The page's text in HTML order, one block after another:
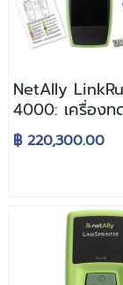
NetAlly
4000: เครื่องท
เน็ตเวิร์คแบบใช้ส
อัตโนมัติ ขนาดมื
฿ 220,300.00